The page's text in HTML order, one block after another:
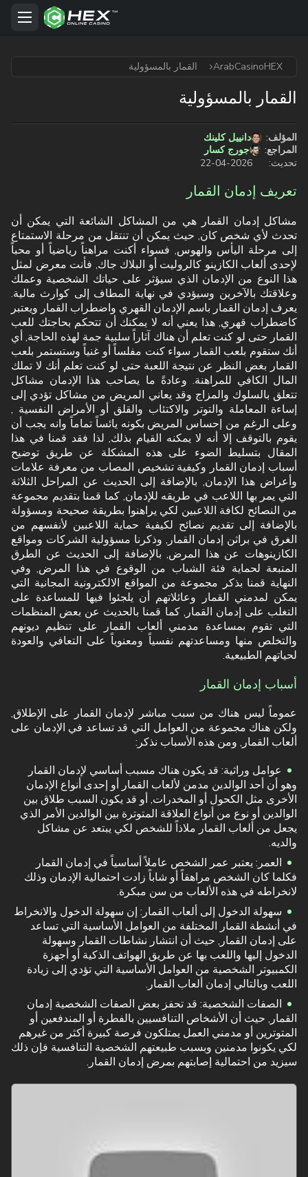
ArabCasinoHEX القمار بالمسؤولية
القمار بالمسؤولية
المؤلف:
دانييل كلينك
المراجع:
جورج كسار
تحديث:
2026-04-22
تعريف إدمان القمار
مشاكل إدمان القمار هي من المشاكل الشائعة التي يمكن أن
تحدث لأي شخص كان, حيث يمكن أن تنتقل من مرحلة الاستمتاع
إلى مرحلة اليأس والهوس, فسواء أكنت مراهناً رياضياً أو محباً
لإحدى ألعاب الكازينو كالروليت أو البلاك جاك, فأنت معرض لمثل
هذا النوع من الإدمان الذي سيؤثر على حياتك الشخصية وعملك
وعلاقتك بالآخرين وسيؤدي في نهاية المطاف إلى كوارث مالية.
يعرف إدمان القمار باسم الإدمان القهري واضطراب القمار ويعتبر
كاضطراب قهري, هذا يعني أنه لا يمكنك أن تتحكم بحاجتك للعب
القمار حتى لو كنت تعلم أن هناك آثاراً سلبية جمة لهذه الحاجة, أي
أنك ستقوم بلعب القمار سواء كنت مفلساً أو غنياً وستستمر بلعب
القمار بغض النظر عن نتيجة اللعبة حتى لو كنت تعلم أنك لا تملك
المال الكافي للمراهنة. وعادةً ما يصاحب هذا الإدمان مشاكل
تتعلق بالسلوك والمزاج وقد يعاني المريض من مشاكل تؤدي إلى
إساءة المعاملة والتوتر والاكتئاب والقلق أو الأمراض النفسية ,
وعلى الرغم من إحساس المريض بكونه يائساً تماماً وانه يجب أن
يقوم بالتوقف إلا أنه لا يمكنه القيام بذلك, لذا فقد قمنا في هذا
المقال بتسليط الضوء على هذه المشكلة عن طريق توضيح
أسباب إدمان القمار وكيفية تشخيص المصاب من معرفة علامات
وأعراض هذا الإدمان, بالإضافة إلى الحديث عن المراحل الثلاثة
التي يمر بها اللاعب في طريقه للإدمان, كما قمنا بتقديم مجموعة
من النصائح لكافة اللاعبين لكي يراهنوا بطريقة صحيحة ومسؤولة
بالإضافة إلى تقديم نصائح لكيفية حماية اللاعبين لأنفسهم من
الغرق في براثن إدمان القمار, وذكرنا مسؤولية الشركات ومواقع
الكازينوهات عن هذا المرض, بالإضافة إلى الحديث عن الطرق
المتبعة لحماية فئة الشباب من الوقوع في هذا المرض, وفي
النهاية قمنا بذكر مجموعة من المواقع الالكترونية المجانية التي
يمكن لمدمني القمار وعائلاتهم أن يلجئوا فيها للمساعدة على
التغلب على إدمان القمار, كما قمنا بالحديث عن بعض المنظمات
التي تقوم بمساعدة مدمني ألعاب القمار على تنظيم ديونهم
والتخلص منها ومساعدتهم نفسياً ومعنوياً على التعافي والعودة
لحياتهم الطبيعية.
أسباب إدمان القمار
عموماً ليس هناك من سبب مباشر لإدمان القمار على الإطلاق,
ولكن هناك مجموعة من العوامل التي قد تساعد في الإدمان على
ألعاب القمار, ومن هذه الأسباب نذكر:
عوامل وراثية: قد يكون هناك مسبب أساسي لإدمان القمار
وهو أن أحد الوالدين مدمن لألعاب القمار أو إحدى أنواع الإدمان
الأخرى مثل الكحول أو المخدرات, أو قد يكون السبب طلاق بين
الوالدين أو نوع من أنواع العلاقة المتوترة بين الوالدين الأمر الذي
يجعل من ألعاب القمار ملاذاً للشخص لكي يبتعد عن مشاكل
والديه.
العمر: يعتبر عمر الشخص عاملاً أساسياً في إدمان القمار
فكلما كان الشخص مراهقاً أو شاباً زادت احتمالية الإدمان وذلك
لانخراطه في هذه الألعاب من سن مبكرة.
سهولة الدخول إلى ألعاب القمار: إن سهولة الدخول والانخراط
في أنشطة القمار المختلفة من العوامل الأساسية التي تساعد
على إدمان القمار, حيث أن انتشار نشاطات القمار وسهولة
الدخول إليها واللعب بها عن طريق الهواتف الذكية أو أجهزة
الكمبيوتر الشخصية من العوامل الأساسية التي تؤدي إلى زيادة
اللعب وبالتالي إدمان ألعاب القمار.
الصفات الشخصية: قد تحفز بعض الصفات الشخصية إدمان
القمار, حيث أن الأشخاص التنافسيين بالفطرة أو المندفعين أو
المتوترين أو مدمني العمل يمتلكون فرصة كبيرة أكثر من غيرهم
لكي يكونوا مدمنين وبسبب طبيعتهم الشخصية التنافسية فإن ذلك
سيزيد من احتمالية إصابتهم بمرض إدمان القمار.